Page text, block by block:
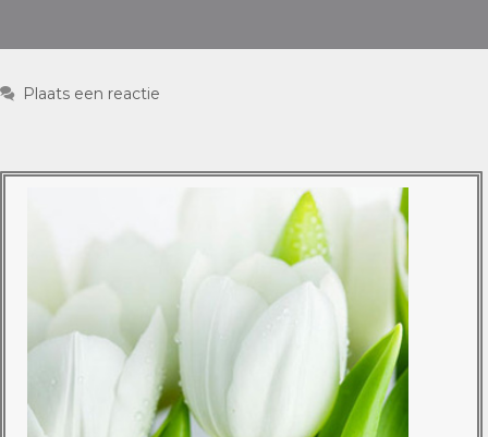
Plaats een reactie